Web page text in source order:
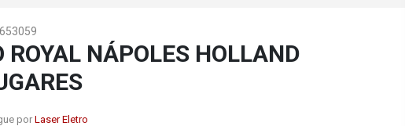
ROYAL NÁPOLES HOLLAND
porLaser Eletro